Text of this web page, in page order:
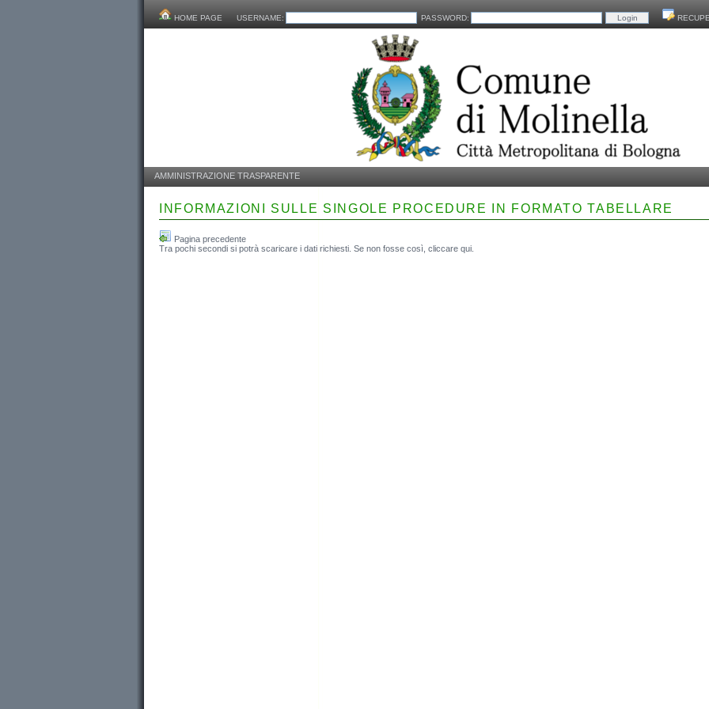
HOME PAGE USERNAME: PASSWORD:
AMMINISTRAZIONE TRASPARENTE
INFORMAZIONI SULLE SINGOLE PROCEDURE IN FORMATO TABELLARE
Pagina precedente
Tra pochi secondi si potrà scaricare i dati richiesti. Se non fosse così, cliccare qui